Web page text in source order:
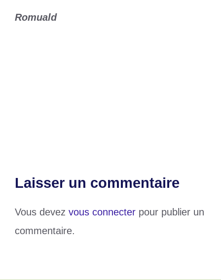
Romuald
Laisser un commentaire
Vous devez vous connecter pour publier un
commentaire.